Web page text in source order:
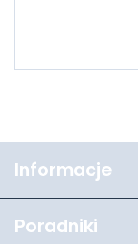
Informacje
Poradniki